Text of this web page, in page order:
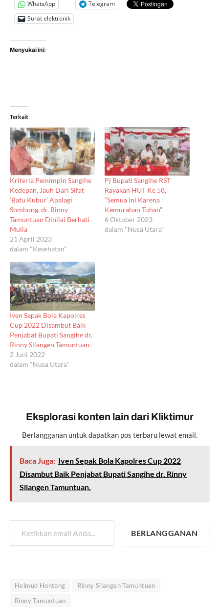
WhatsApp
Telegram
Surat elektronik
Menyukai ini:
Terkait
Kriteria Pemimpin Sangihe
Kedepan, Jauh Dari Sifat
‘Batu Kubur’ Apalagi
Sombong, dr. Rinny
Tamuntuan Dinilai Berhati
Mulia
21 April 2023
dalam "Kesehatan"
Pj Bupati Sangihe RST
Rayakan HUT Ke 58,
“Semua Ini Karena
Kemurahan Tuhan”
6 Oktober 2023
dalam "Nusa Utara"
Iven Sepak Bola Kapolres
Cup 2022 Disambut Baik
Penjabat Bupati Sangihe dr.
Rinny Silangen Tamuntuan.
2 Juni 2022
dalam "Nusa Utara"
Eksplorasi konten lain dari Kliktimur
Berlangganan untuk dapatkan pos terbaru lewat email.
Baca Juga: Iven Sepak Bola Kapolres Cup 2022
Disambut Baik Penjabat Bupati Sangihe dr. Rinny
Silangen Tamuntuan.
Ketikkan email Anda...
BERLANGGANAN
Helmud Hontong
Rinny Silangen Tamuntuan
Rinny Tamuntuan